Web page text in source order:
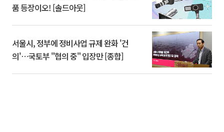
품 등장이오! [솔드아웃]
서울시, 정부에 정비사업 규제 완화 '건
의'⋯국토부 "협의 중" 입장만 [종합]